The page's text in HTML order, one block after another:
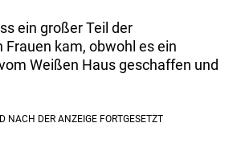
ein großer Teil der
Frauen kam, obwohl es ein
Weißen Haus geschaffen und